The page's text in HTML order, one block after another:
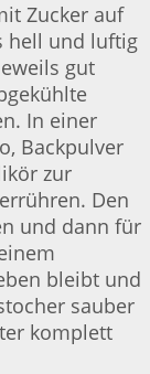
Zucker auf
hell und luftig
gut
In einer
Backpulver
zur
Den
und dann für
bleibt und
sauber
komplett